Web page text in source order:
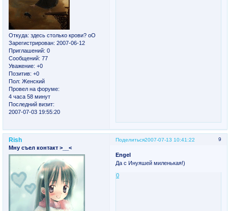
Откуда: здесь столько крови? оО
Зарегистрирован: 2007-06-12
Приглашений: 0
Сообщений: 77
Уважение: +0
Позитив: +0
Пол: Женский
Провел на форуме:
4 часа 58 минут
Последний визит:
2007-07-03 19:55:20
Поделиться 9
2007-07-13 10:41:22
Rish
Мну съел контакт >__<
Engel
Да с Инуяшей миленькая!)
0